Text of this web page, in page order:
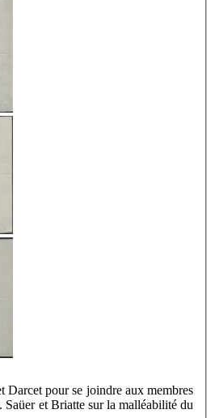
pour se joindre aux membres
et Briatte sur la malléabilité du